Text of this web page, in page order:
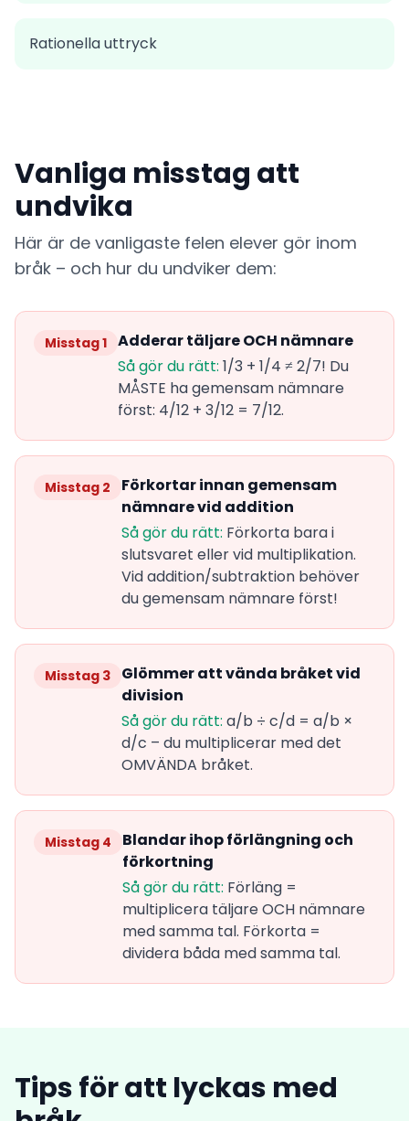
Rationella uttryck
Vanliga misstag att
undvika
Här är de vanligaste felen elever gör inom
bråk – och hur du undviker dem:
Misstag 1 Adderar täljare OCH nämnare
Så gör du rätt: 1/3 + 1/4 ≠ 2/7! Du
MÅSTE ha gemensam nämnare
först: 4/12 + 3/12 = 7/12.
Misstag 2
Förkortar innan gemensam
nämnare vid addition
Så gör du rätt: Förkorta bara i
slutsvaret eller vid multiplikation.
Vid addition/subtraktion behöver
du gemensam nämnare först!
Misstag 3
Glömmer att vända bråket vid
division
Så gör du rätt: a/b ÷ c/d = a/b ×
d/c – du multiplicerar med det
OMVÄNDA bråket.
Misstag 4
Blandar ihop förlängning och
förkortning
Så gör du rätt: Förläng =
multiplicera täljare OCH nämnare
med samma tal. Förkorta =
dividera båda med samma tal.
Tips för att lyckas med